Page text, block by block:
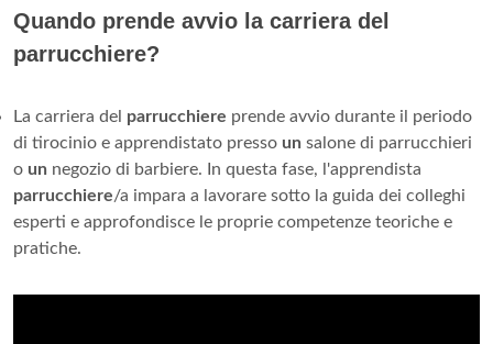
Quando prende avvio la carriera del
parrucchiere?
La carriera del parrucchiere prende avvio durante il periodo
di tirocinio e apprendistato presso un salone di parrucchieri
o un negozio di barbiere. In questa fase, l'apprendista
parrucchiere/a impara a lavorare sotto la guida dei colleghi
esperti e approfondisce le proprie competenze teoriche e
pratiche.